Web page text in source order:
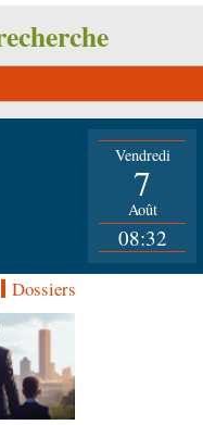
Vendredi
7
Août
08:32
Dossiers